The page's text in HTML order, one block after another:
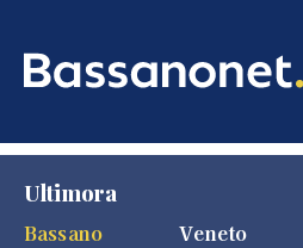
Ultimora
Bassano
Veneto